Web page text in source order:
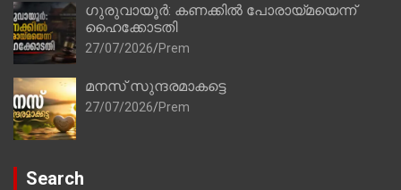
ഗുരുവായൂർ: കണക്കിൽ പോരായ്മയെന്ന്
ഹൈക്കോടതി
27/07/2026 Prem
മനസ് സുന്ദരമാകട്ടെ
27/07/2026 Prem
Search